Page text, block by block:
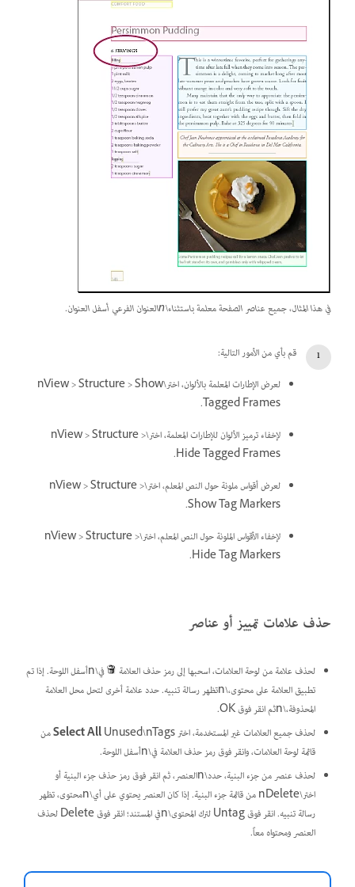
في هذا المثال، جميع عناصر الصفحة معلمة باستثناء\nالعنوان الفرعي أسفل العنوان.
قم بأي من الأمور التالية:
لعرض الإطارات المعلمة بالألوان، اختر\nView > Structure > Show
Tagged Frames.
لإخفاء ترميز الألوان للإطارات المعلمة، اختر\nView > Structure >
Hide Tagged Frames.
لعرض أقواس ملونة حول النص المعلم، اختر\nView > Structure >
Show Tag Markers.
لإخفاء الأقواس الملونة حول النص المعلم، اختر\nView > Structure >
Hide Tag Markers.
حذف علامات تمييز أو عناصر
لحذف علامة من لوحة العلامات، اسحبها إلى رمز حذف العلامة
في\nأسفل اللوحة. إذا تم
تطبيق العلامة على محتوى،\nتظهر رسالة تنبيه. حدد علامة أخرى لتحل محل العلامة
المحذوفة،\nثم انقر فوق OK.
لحذف جميع العلامات غير المستخدمة، اختر
Select AllUnused\nTags من
قائمة لوحة العلامات، وانقر فوق رمز حذف العلامة في\nأسفل اللوحة.
لحذف عنصر من جزء البنية، حدد\nالعنصر، ثم انقر فوق رمز حذف جزء البنية أو
اختر\nDelete من قائمة جزء البنية. إذا كان العنصر يحتوي على أي\nمحتوى، تظهر
رسالة تنبيه. انقر فوق Untag لترك المحتوى\nفي المستند؛ انقر فوق Delete لحذف
العنصر ومحتواه معاً.